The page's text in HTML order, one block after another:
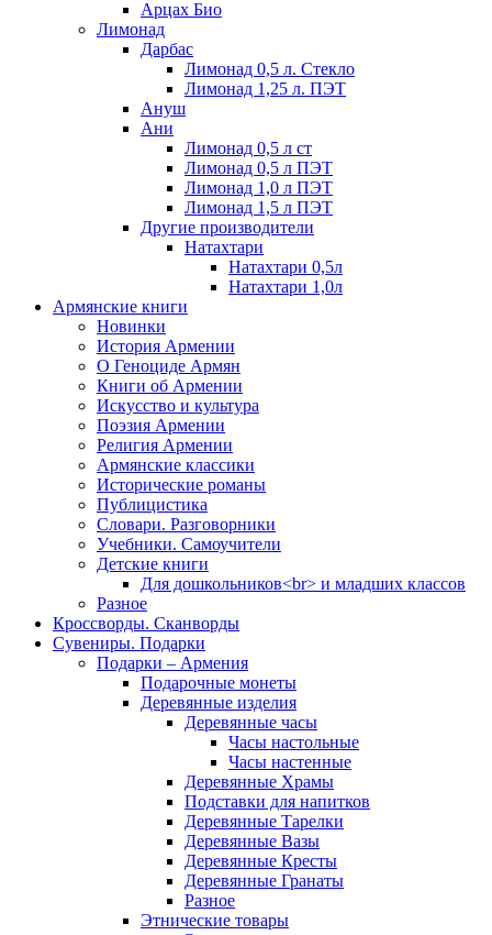
Арцах Био
Лимонад
Дарбас
Лимонад 0,5 л. Стекло
Лимонад 1,25 л. ПЭТ
Ануш
Ани
Лимонад 0,5 л ст
Лимонад 0,5 л ПЭТ
Лимонад 1,0 л ПЭТ
Лимонад 1,5 л ПЭТ
Другие производители
Натахтари
Натахтари 0,5л
Натахтари 1,0л
Армянские книги
Новинки
История Армении
О Геноциде Армян
Книги об Армении
Иcкусство и культура
Поэзия Армении
Религия Армении
Армянские классики
Исторические романы
Публицистика
Словари. Разговорники
Учебники. Самоучители
Детские книги
Для дошкольников<br> и младших классов
Разное
Кроссворды. Сканворды
Сувениры. Подарки
Подарки – Армения
Подарочные монеты
Деревянные изделия
Деревянные часы
Часы настольные
Часы настенные
Деревянные Храмы
Подставки для напитков
Деревянные Тарелки
Деревянные Вазы
Деревянные Кресты
Деревянные Гранаты
Разное
Этнические товары